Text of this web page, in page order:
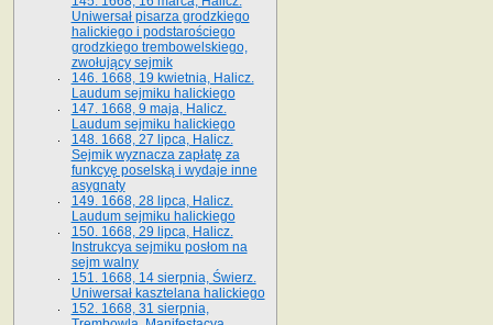
Uniwersał pisarza grodzkiego
halickiego i podstarościego
grodzkiego trembowelskiego,
zwołujący sejmik
146. 1668, 19 kwietnia, Halicz.
Laudum sejmiku halickiego
147. 1668, 9 maja, Halicz.
Laudum sejmiku halickiego
148. 1668, 27 lipca, Halicz.
Sejmik wyznacza zapłatę za
funkcyę poselską i wydaje inne
asygnaty
149. 1668, 28 lipca, Halicz.
Laudum sejmiku halickiego
150. 1668, 29 lipca, Halicz.
Instrukcya sejmiku posłom na
sejm walny
151. 1668, 14 sierpnia, Świerz.
Uniwersał kasztelana halickiego
152. 1668, 31 sierpnia,